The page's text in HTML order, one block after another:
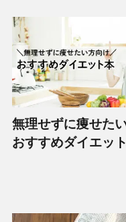
無理せずに痩せた
おすすめダイエッ